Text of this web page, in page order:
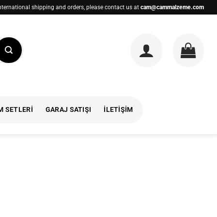
shipping and orders, please contact us at cam@cammalzeme.com
SETLERI GARAJ SATIŞI İLETIŞIM